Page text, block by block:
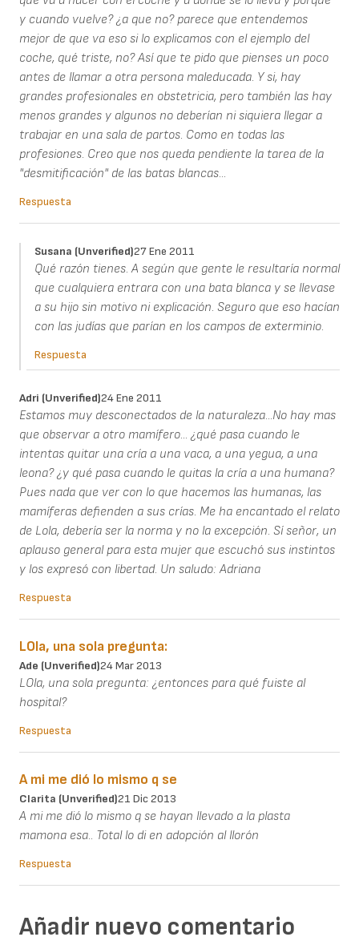
y cuando vuelve? ¿a que no? parece que entendemos
mejor de que va eso si lo explicamos con el ejemplo del
coche, qué triste, no? Así que te pido que pienses un poco
antes de llamar a otra persona maleducada. Y si, hay
grandes profesionales en obstetricia, pero también las hay
menos grandes y algunos no deberían ni siquiera llegar a
trabajar en una sala de partos. Como en todas las
profesiones. Creo que nos queda pendiente la tarea de la
"desmitificación" de las batas blancas...
Respuesta
Susana (unverified)27 Ene 2011
Qué razón tienes. A según que gente le resultaría normal
que cualquiera entrara con una bata blanca y se llevase
a su hijo sin motivo ni explicación. Seguro que eso hacían
con las judías que parían en los campos de exterminio.
Respuesta
Adri (unverified)24 Ene 2011
Estamos muy desconectados de la naturaleza...No hay mas
que observar a otro mamífero... ¿qué pasa cuando le
intentas quitar una cría a una vaca, a una yegua, a una
leona? ¿y qué pasa cuando le quitas la cría a una humana?
Pues nada que ver con lo que hacemos las humanas, las
mamíferas defienden a sus crías. Me ha encantado el relato
de Lola, debería ser la norma y no la excepción. Sí señor, un
aplauso general para esta mujer que escuchó sus instintos
y los expresó con libertad. Un saludo: Adriana
Respuesta
LOla, una sola pregunta:
Ade (unverified)24 Mar 2013
LOla, una sola pregunta: ¿entonces para qué fuiste al
hospital?
Respuesta
A mi me dió lo mismo q se
Clarita (unverified)21 Dic 2013
A mi me dió lo mismo q se hayan llevado a la plasta
mamona esa.. Total lo di en adopción al llorón
Respuesta
Añadir nuevo comentario